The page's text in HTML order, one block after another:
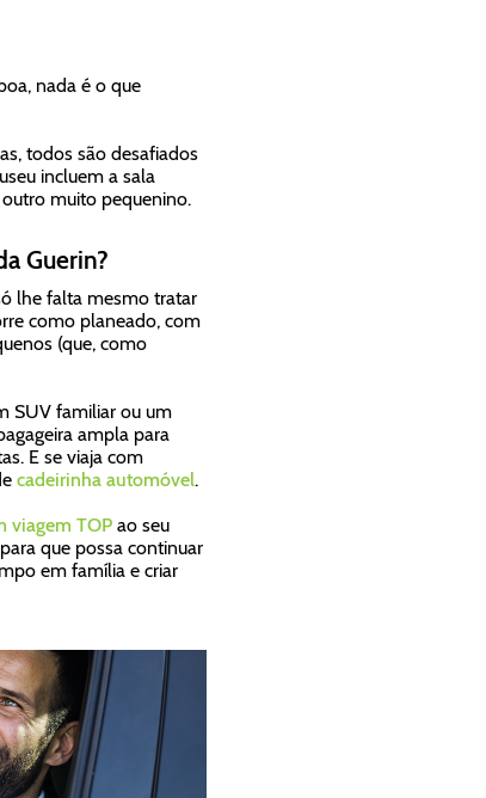
nada é o que
todos são desafiados
incluem a sala
muito pequenino.
Guerin?
lhe falta mesmo tratar
como planeado, com
(que, como
SUV familiar ou um
ampla para
E se viaja com
cadeirinha automóvel.
viagem TOPao seu
que possa continuar
em família e criar